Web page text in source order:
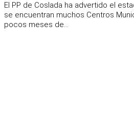
El PP de Coslada ha advertido el
se encuentran muchos Centros
pocos meses de...